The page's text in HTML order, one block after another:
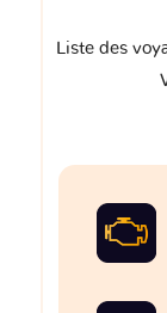
Liste des